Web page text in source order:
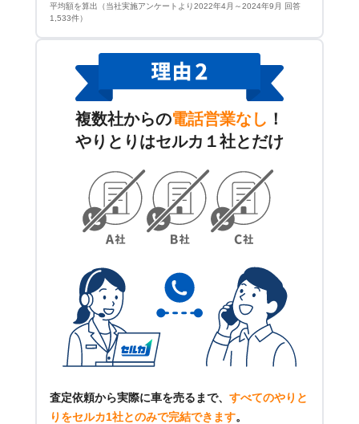
平均額を算出（当社実施アンケートより2022年4月～2024年9月 回答
1,533件）
複数社からの電話営業なし ！
やりとりはセルカ１社とだけ
査定依頼から実際に車を売るまで、 すべてのやりと
りをセルカ1社とのみで完結できます。